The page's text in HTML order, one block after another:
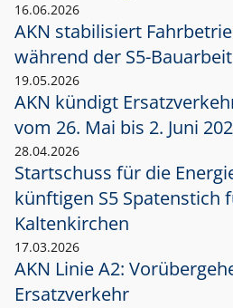
16.06.2026
AKN stabilisiert
während der S5-
19.05.2026
AKN kündigt
vom 26. Mai bis 2. Juni
28.04.2026
Startschuss für die
künftigen S5
Kaltenkirchen
17.03.2026
AKN Linie A2:
Ersatzverkehr